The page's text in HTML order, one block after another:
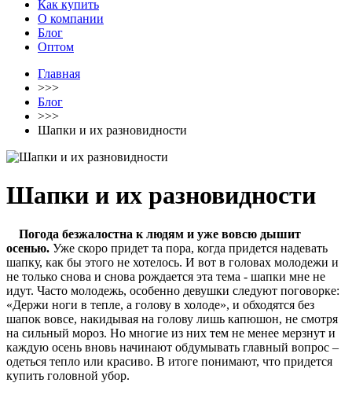
Как купить
О компании
Блог
Оптом
Главная
>>>
Блог
>>>
Шапки и их разновидности
Шапки и их разновидности
Погода безжалостна к людям и уже вовсю дышит
осенью. Уже скоро придет та пора, когда придется надевать
шапку, как бы этого не хотелось. И вот в головах молодежи и
не только снова и снова рождается эта тема - шапки мне не
идут. Часто молодежь, особенно девушки следуют поговорке:
«Держи ноги в тепле, а голову в холоде», и обходятся без
шапок вовсе, накидывая на голову лишь капюшон, не смотря
на сильный мороз. Но многие из них тем не менее мерзнут и
каждую осень вновь начинают обдумывать главный вопрос –
одеться тепло или красиво. В итоге понимают, что придется
купить головной убор.